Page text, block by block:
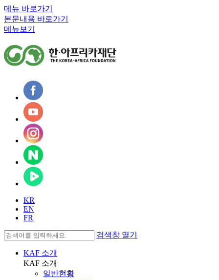
메뉴 바로가기
본문내용 바로가기
메뉴보기
KR
EN
FR
검색창 열기
KAF 소개
KAF 소개
일반현황